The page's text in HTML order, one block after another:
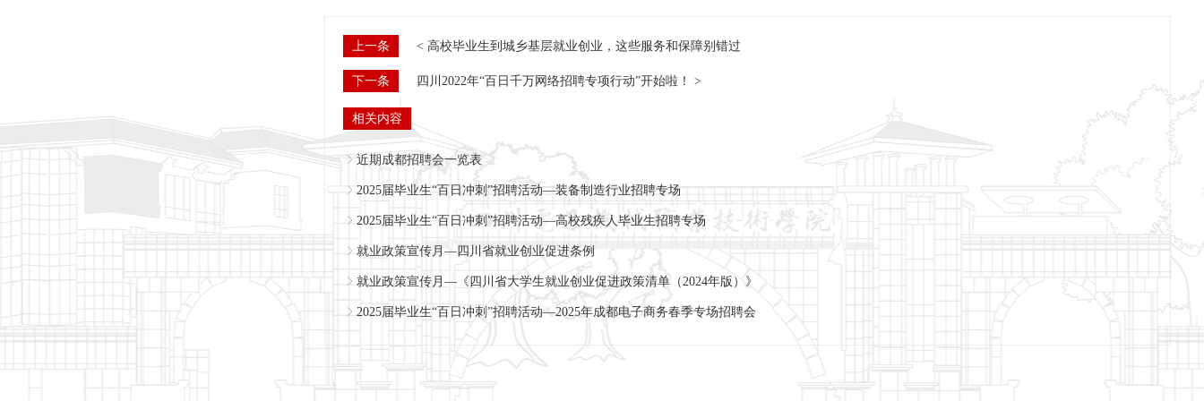
上一条 < 高校毕业生到城乡基层就业创业，这些服务和保障别错过
下一条 四川2022年“百日千万网络招聘专项行动”开始啦！ >
相关内容
近期成都招聘会一览表
2025届毕业生“百日冲刺”招聘活动—装备制造行业招聘专场
2025届毕业生“百日冲刺”招聘活动—高校残疾人毕业生招聘专场
就业政策宣传月—四川省就业创业促进条例
就业政策宣传月—《四川省大学生就业创业促进政策清单（2024年版）》
2025届毕业生“百日冲刺”招聘活动—2025年成都电子商务春季专场招聘会